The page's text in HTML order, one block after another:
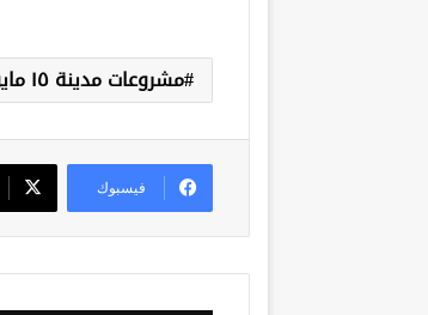
مشروعات مدينة ١٥ مايو
فيسبوك